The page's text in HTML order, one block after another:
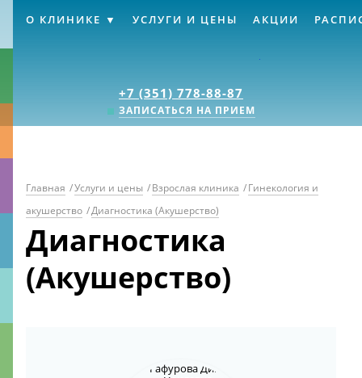
+7 (351) 778-88-87
ЗАПИСАТЬСЯ НА ПРИЕМ
О КЛИНИКЕ УСЛУГИ И ЦЕНЫ АКЦИИ
Главная /Услуги и цены /Взрослая клиника /Гинекология и
акушерство /Диагностика (Акушерство)
Диагностика
(Акушерство)